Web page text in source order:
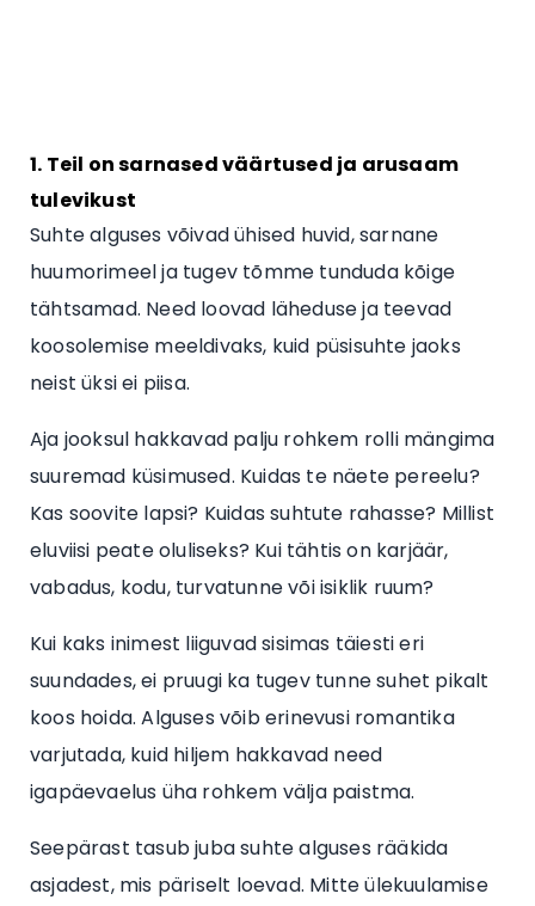
1. Teil on sarnased väärtused ja arusaam
tulevikust
Suhte alguses võivad ühised huvid, sarnane
huumorimeel ja tugev tõmme tunduda kõige
tähtsamad. Need loovad läheduse ja teevad
koosolemise meeldivaks, kuid püsisuhte jaoks
neist üksi ei piisa.
Aja jooksul hakkavad palju rohkem rolli mängima
suuremad küsimused. Kuidas te näete pereelu?
Kas soovite lapsi? Kuidas suhtute rahasse? Millist
eluviisi peate oluliseks? Kui tähtis on karjäär,
vabadus, kodu, turvatunne või isiklik ruum?
Kui kaks inimest liiguvad sisimas täiesti eri
suundades, ei pruugi ka tugev tunne suhet pikalt
koos hoida. Alguses võib erinevusi romantika
varjutada, kuid hiljem hakkavad need
igapäevaelus üha rohkem välja paistma.
Seepärast tasub juba suhte alguses rääkida
asjadest, mis päriselt loevad. Mitte ülekuulamise